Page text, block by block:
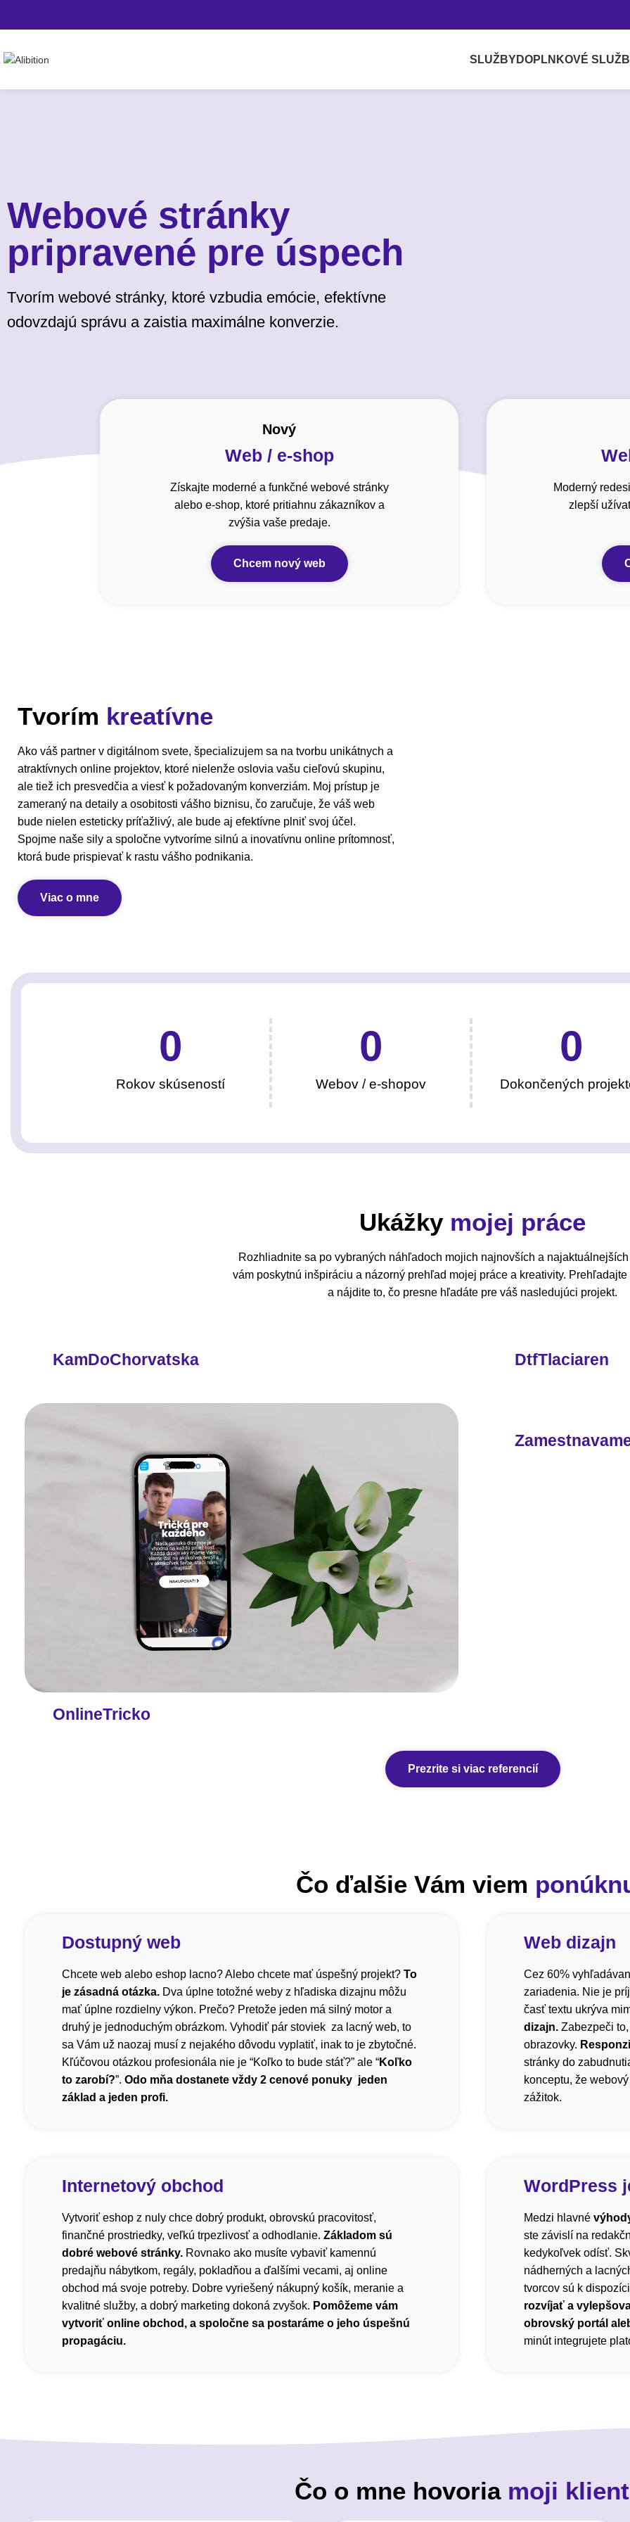
SLUŽBYDOPLNKOVÉ
Webové stránky
pripravené pre úspech
Tvorím webové stránky, ktoré vzbudia emócie, efektívne
odovzdajú správu a zaistia maximálne konverzie.
Nový
Web / e-shop
Získajte moderné a funkčné webové stránky
alebo e-shop, ktoré pritiahnu zákazníkov a
zvýšia vaše predaje.
Chcem nový web
Moderný
zlepší
Tvorím kreatívne
Ako váš partner v digitálnom svete, špecializujem sa na tvorbu unikátnych a
atraktívnych online projektov, ktoré nielenže oslovia vašu cieľovú skupinu,
ale tiež ich presvedčia a viesť k požadovaným konverziám. Moj prístup je
zameraný na detaily a osobitosti vášho biznisu, čo zaručuje, že váš web
bude nielen esteticky príťažlivý, ale bude aj efektívne plniť svoj účel.
Spojme naše sily a spoločne vytvoríme silnú a inovatívnu online prítomnosť,
ktorá bude prispievať k rastu vášho podnikania.
Viac o mne
Rokov skúseností
0
Webov / e-shopov
0
Dokončených
0
Ukážkymojej práce
Rozhliadnite sa po vybraných náhľadoch mojich najnovších a
vám poskytnú inšpiráciu a názorný prehľad mojej práce a kreativity.
a nájdite to, čo presne hľadáte pre váš nasledujúci projekt.
KamDoChorvatska DtfTlaciaren
OnlineTricko
Prezrite si viac referencií
Čo ďalšie Vám viem
Dostupný web
Chcete web alebo eshop lacno? Alebo chcete mať úspešný projekt? To
je zásadná otázka. Dva úplne totožné weby z hľadiska dizajnu môžu
mať úplne rozdielny výkon. Prečo? Pretože jeden má silný motor a
druhý je jednoduchým obrázkom. Vyhodiť pár stoviek za lacný web, to
sa Vám už naozaj musí z nejakého dôvodu vyplatiť, inak to je zbytočné.
Kľúčovou otázkou profesionála nie je “Koľko to bude stáť?” ale “Koľko
to zarobí?”. Odo mňa dostanete vždy 2 cenové ponuky jeden
základ a jeden profi.
Web dizajn
Cez 60%
zariadenia. Nie je
časť textu ukrýva
dizajn. Zabezpeči
obrazovky.
stránky do
konceptu, že
zážitok.
Internetový obchod
Vytvoriť eshop z nuly chce dobrý produkt, obrovskú pracovitosť,
finančné prostriedky, veľkú trpezlivosť a odhodlanie. Základom sú
dobré webové stránky. Rovnako ako musíte vybaviť kamennú
predajňu nábytkom, regály, pokladňou a ďalšími vecami, aj online
obchod má svoje potreby. Dobre vyriešený nákupný košík, meranie a
kvalitné služby, a dobrý marketing dokoná zvyšok. Pomôžeme vám
vytvoriť online obchod, a spoločne sa postaráme o jeho úspešnú
propagáciu.
WordPress
Medzi hlavné
ste závislí na
kedykoľvek odísť.
nádherných a
tvorcov sú k
rozvíjať a
obrovský portál
minút integrujete
Čo o mne hovoriamoji